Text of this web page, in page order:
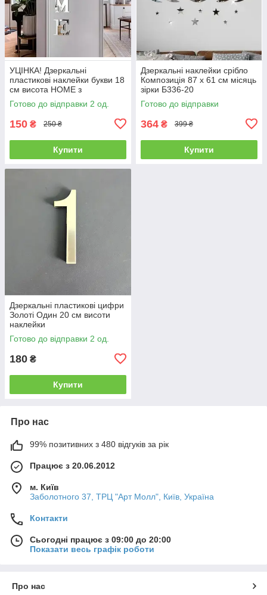
УЦІНКА! Дзеркальні
пластикові наклейки букви 18
см висота HOME з
метеликом
Готово до відправки 2 од.
150 ₴ 250 ₴
Купити
Дзеркальні наклейки срібло
Композиція 87 х 61 см місяць
зірки Б336-20
Готово до відправки
364 ₴ 399 ₴
Купити
Дзеркальні пластикові цифри
Золоті Один 20 см висоти
наклейки
Готово до відправки 2 од.
180 ₴
Купити
Про нас
99% позитивних з 480 відгуків за рік
Працює з 20.06.2012
м. Київ
Заболотного 37, ТРЦ "Арт Молл", Київ, Україна
Контакти
Сьогодні працює з 09:00 до 20:00
Показати весь графік роботи
Про нас